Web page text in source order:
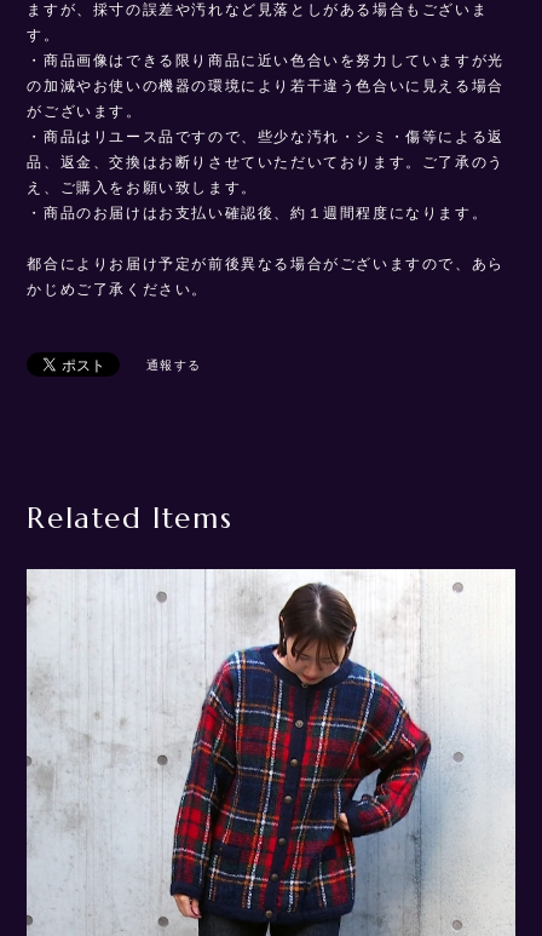
ますが、採寸の誤差や汚れなど見落としがある場合もございま
す。
・商品画像はできる限り商品に近い色合いを努力していますが光
の加減やお使いの機器の環境により若干違う色合いに見える場合
がございます。
・商品はリユース品ですので、些少な汚れ・シミ・傷等による返
品、返金、交換はお断りさせていただいております。ご了承のう
え、ご購入をお願い致します。
・商品のお届けはお支払い確認後、約１週間程度になります。
都合によりお届け予定が前後異なる場合がございますので、あら
かじめご了承ください。
通報する
Related Items